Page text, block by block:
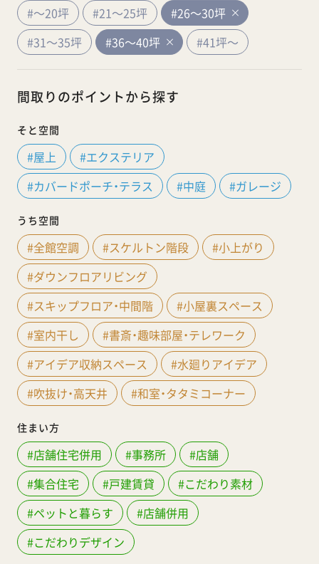
#～20坪 #21～25坪
#26～30坪
#31～35坪
#36～40坪 #41坪～
間取りのポイントから探す
そと空間
#屋上
#エクステリア
#カバードポーチ・テラス
#中庭 #ガレージ
うち空間
#全館空調 #スケルトン階段
#小上がり
#ダウンフロアリビング
#スキップフロア・中間階
#小屋裏スペース
#室内干し
#書斎・趣味部屋・テレワーク
#アイデア収納スペース
#水廻りアイデア
#吹抜け・高天井
#和室・タタミコーナー
住まい方
#店舗住宅併用 #事務所
#店舗
#集合住宅
#戸建賃貸
#こだわり素材
#ペットと暮らす
#店舗併用
#こだわりデザイン